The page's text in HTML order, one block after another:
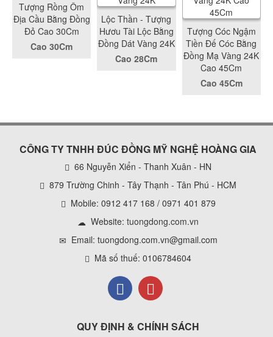
Tượng Rồng Ôm
Địa Cầu Bằng Đồng
Đỏ Cao 30Cm
Cao 30Cm
Lộc Thần - Tượng
Hươu Tài Lộc Bằng
Đồng Dát Vàng 24K
Cao 28Cm
Tượng Cóc Ngậm
Tiền Đế Cóc Bằng
Đồng Mạ Vàng 24K
Cao 45Cm
Cao 45Cm
CÔNG TY TNHH ĐÚC ĐỒNG MỸ NGHỆ HOÀNG GIA
66 Nguyễn Xiển - Thanh Xuân - HN
879 Trường Chinh - Tây Thạnh - Tân Phú - HCM
Mobile: 0912 417 168 / 0971 401 879
Website: tuongdong.com.vn
Email: tuongdong.com.vn@gmail.com
Mã số thuế: 0106784604
QUY ĐỊNH & CHÍNH SÁCH